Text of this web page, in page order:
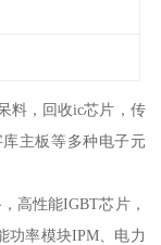
料，回收ic芯片，传
主板等多种电子元
高性能IGBT芯片，
功率模块IPM、电力